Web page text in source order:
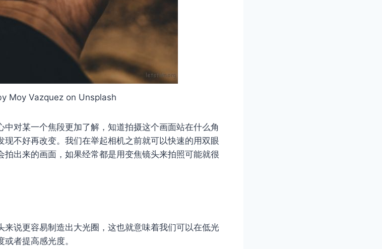
Moy Vazquez on Unsplash
对某一个焦段更加了解，知道拍摄这个画面站在什么角
现不好再改变。我们在举起相机之前就可以快速的用双眼
出来的画面，如果经常都是用变焦镜头来拍照可能就很
说更容易制造出大光圈，这也就意味着我们可以在低光
者提高感光度。